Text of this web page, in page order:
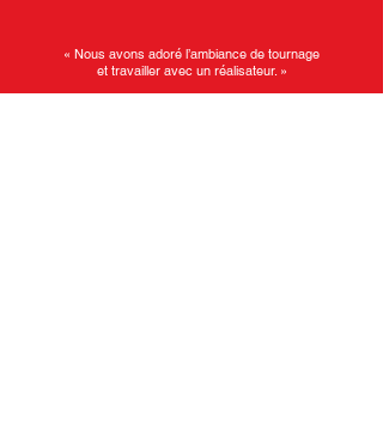
« Nous avons adoré l’ambiance de tournage
et travailler avec un réalisateur. »